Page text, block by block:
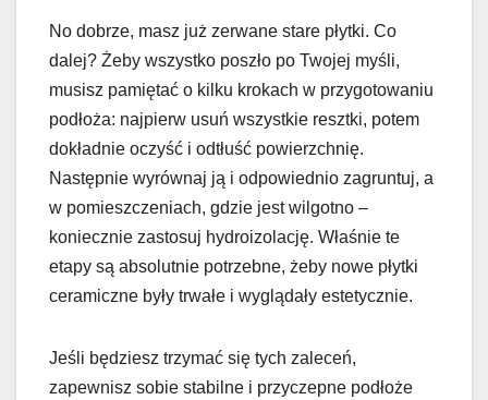
No dobrze, masz już zerwane stare płytki. Co
dalej? Żeby wszystko poszło po Twojej myśli,
musisz pamiętać o kilku krokach w przygotowaniu
podłoża: najpierw usuń wszystkie resztki, potem
dokładnie oczyść i odtłuść powierzchnię.
Następnie wyrównaj ją i odpowiednio zagruntuj, a
w pomieszczeniach, gdzie jest wilgotno –
koniecznie zastosuj hydroizolację. Właśnie te
etapy są absolutnie potrzebne, żeby nowe płytki
ceramiczne były trwałe i wyglądały estetycznie.
Jeśli będziesz trzymać się tych zaleceń,
zapewnisz sobie stabilne i przyczepne podłoże